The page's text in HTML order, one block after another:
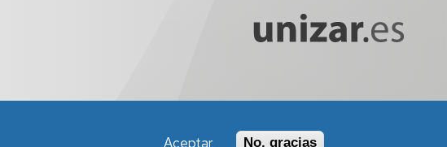
Aceptar No, gracias